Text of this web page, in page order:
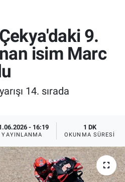
9.
isim Marc
14. sırada
- 16:19
YAYINLANMA
1 DK
OKUNMA SÜRESI